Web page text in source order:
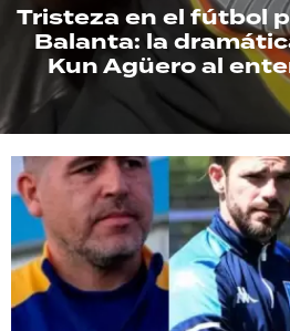
Tristeza en el fútbol
Balanta: la
Kun Agüero al
RECETAS
PALABRAS
HORÓSCOPO
Seguinos